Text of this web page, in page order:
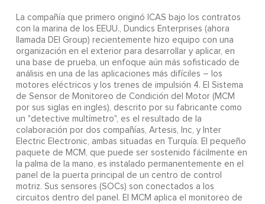
La compañía que primero originó ICAS bajo los contratos
con la marina de los EEUU., Dundics Enterprises (ahora
llamada DEI Group) recientemente hizo equipo con una
organización en el exterior para desarrollar y aplicar, en
una base de prueba, un enfoque aún más sofisticado de
análisis en una de las aplicaciones más difíciles – los
motores eléctricos y los trenes de impulsión 4. El Sistema
de Sensor de Monitoreo de Condición del Motor (MCM
por sus siglas en ingles), descrito por su fabricante como
un "detective multímetro", es el resultado de la
colaboración por dos compañías, Artesis, Inc, y Inter
Electric Electronic, ambas situadas en Turquía. El pequeño
paquete de MCM, que puede ser sostenido fácilmente en
la palma de la mano, es instalado permanentemente en el
panel de la puerta principal de un centro de control
motriz. Sus sensores (SOCs) son conectados a los
circuitos dentro del panel. El MCM aplica el monitoreo de